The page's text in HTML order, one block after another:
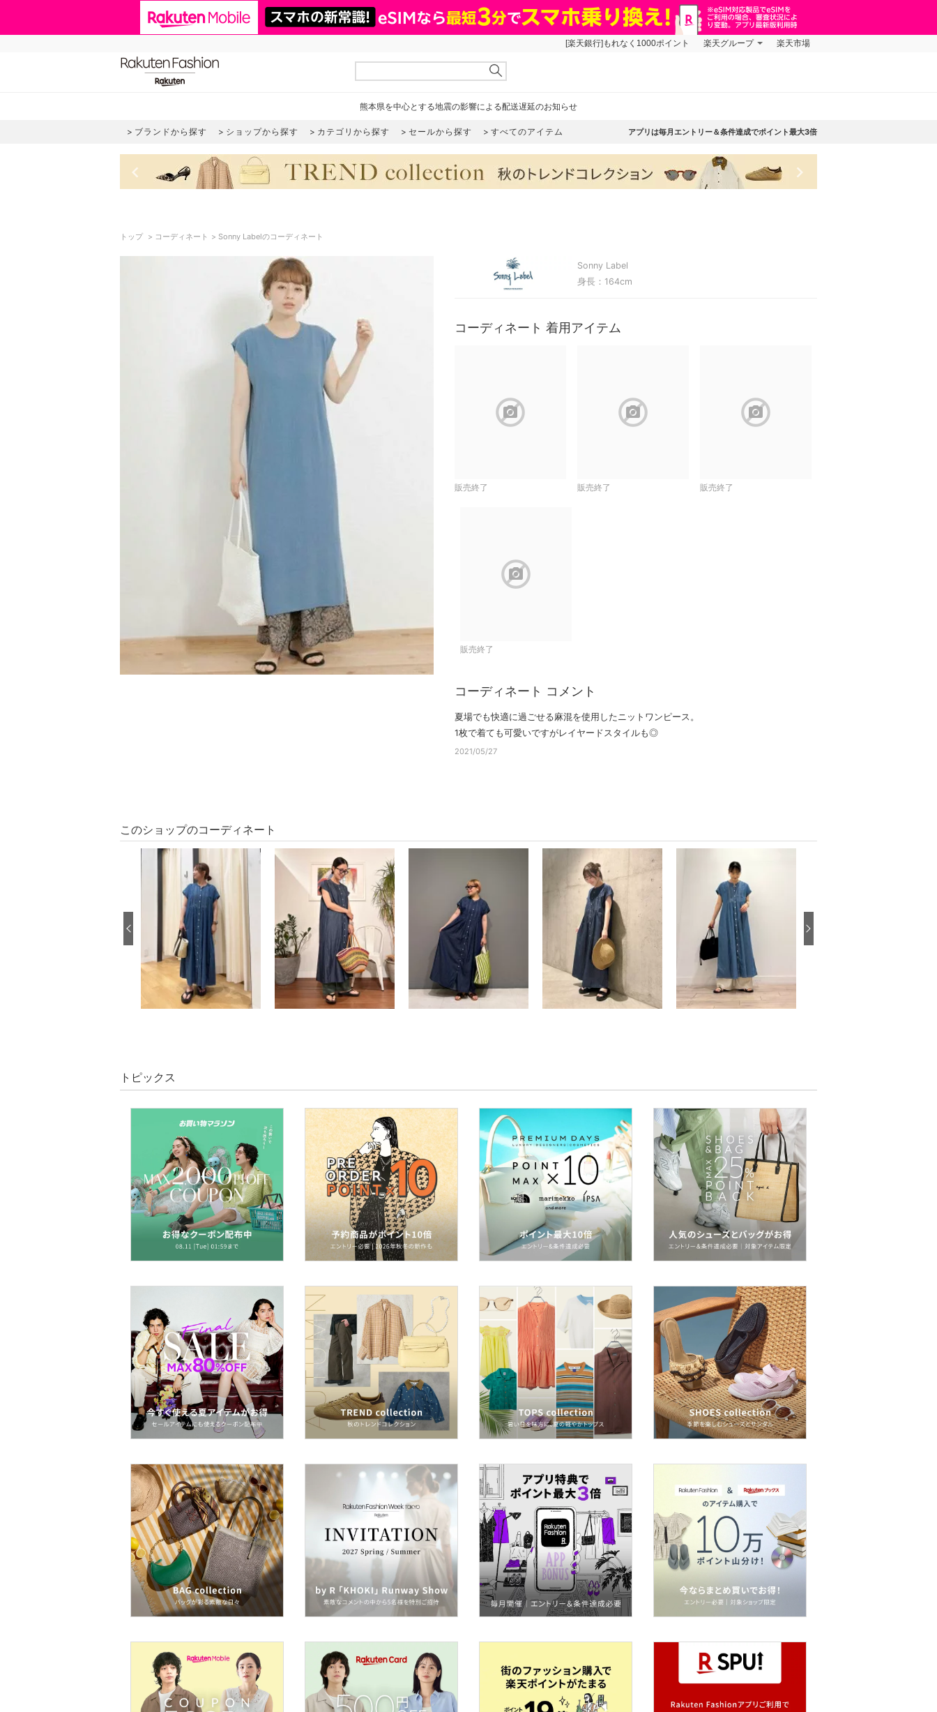
[楽天銀行]もれなく1000ポイント 楽天グループ 楽天市場
熊本県を中心とする地震の影響による配送遅延のお知らせ
ブランドから探す ショップから探す カテゴリから探す セールから探す すべてのアイテム アプリは毎月エントリー＆条件達成でポイント最大3倍
keyboard_arrow_left keyboard_arrow_right
トップ コーディネート Sonny Labelのコーディネート
Sonny Label
身長：164cm
コーディネート 着用アイテム
block
販売終了
block
販売終了
block
販売終了
block
販売終了
コーディネート コメント
夏場でも快適に過ごせる麻混を使用したニットワンピース。
1枚で着ても可愛いですがレイヤードスタイルも◎
2021/05/27
このショップのコーディネート
トピックス